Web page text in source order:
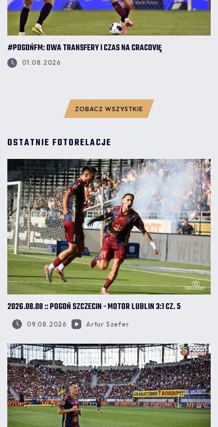
#POGOŃFM: DWA TRANSFERY I CZAS NA CRACOVIĘ
01.08.2026
ZOBACZ WSZYSTKIE
OSTATNIE FOTORELACJE
2026.08.08 :: POGOŃ SZCZECIN - MOTOR LUBLIN 3:1 CZ. 5
09.08.2026 Artur Szefer